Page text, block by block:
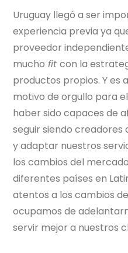
Uruguay llegó a ser
experiencia previa ya
proveedor
mucho fitcon la
productos propios. Y es
motivo de orgullo para
haber sido capaces de
seguir siendo
y adaptar nuestros
los cambios del
diferentes países en
atentos a los cambios
ocupamos de
servir mejor a nuestros